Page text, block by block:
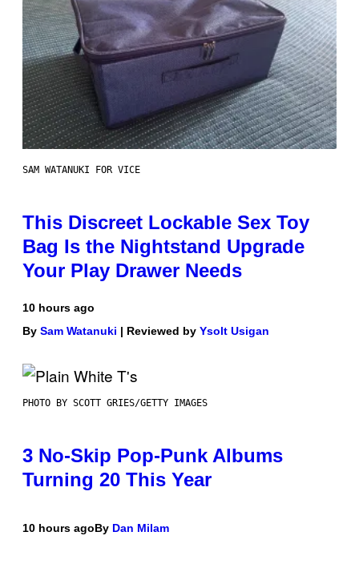
SAM WATANUKI FOR VICE
This Discreet Lockable Sex Toy
Bag Is the Nightstand Upgrade
Your Play Drawer Needs
10 hours ago
By Sam Watanuki | Reviewed by Ysolt Usigan
PHOTO BY SCOTT GRIES/GETTY IMAGES
3 No-Skip Pop-Punk Albums
Turning 20 This Year
10 hours agoBy Dan Milam